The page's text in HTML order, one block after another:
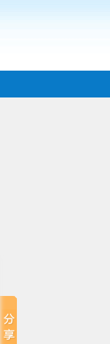
金属制品有限公司欢迎您的